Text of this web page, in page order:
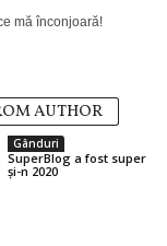
mă înconjoară!
AUTHOR
Gânduri
SuperBlog a fost super
și-n 2020